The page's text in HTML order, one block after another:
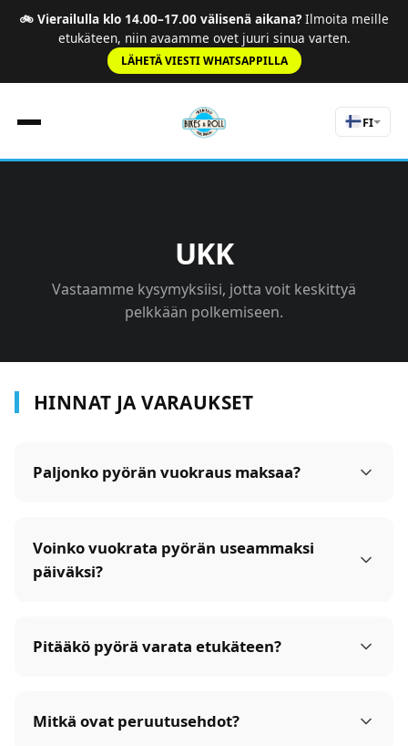
🚲 Vierailulla klo 14.00–17.00 välisenä aikana? Ilmoita meille
etukäteen, niin avaamme ovet juuri sinua varten.
LÄHETÄ VIESTI WHATSAPPILLA
Maantie
Opastetut kierrokset
UKK
FI
UKK
Vastaamme kysymyksiisi, jotta voit keskittyä
pelkkään polkemiseen.
HINNAT JA VARAUKSET
Paljonko pyörän vuokraus maksaa?
Voinko vuokrata pyörän useammaksi
päiväksi?
Pitääkö pyörä varata etukäteen?
Mitkä ovat peruutusehdot?